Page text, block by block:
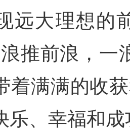
远大理想的
推前浪，一
着满满的收
乐、幸福和成